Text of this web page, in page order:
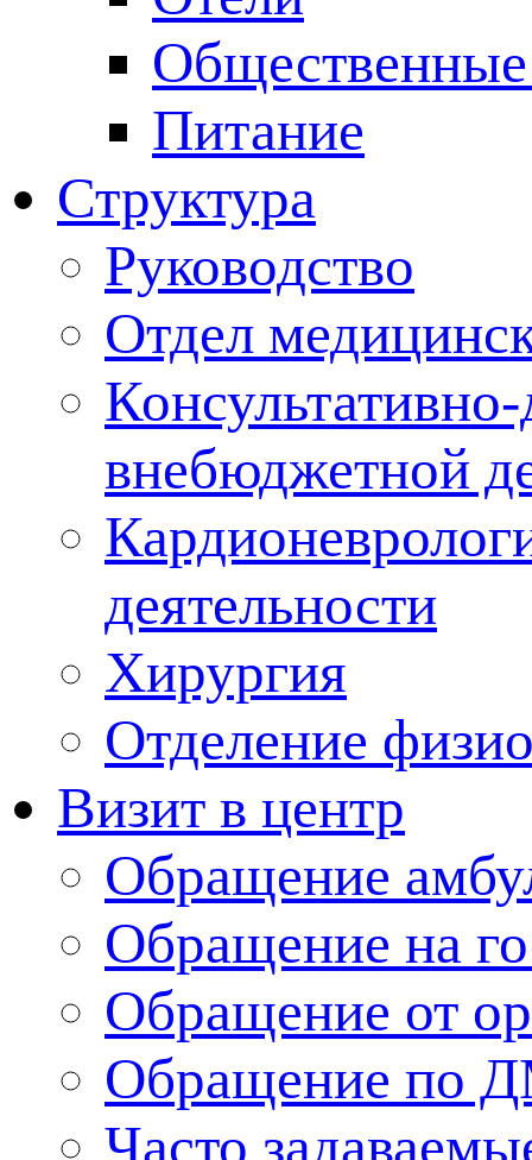
Общественные
Питание
Структура
Руководство
Отдел
внебюджетной
деятельности
Хирургия
Отделение
Визит в центр
Обращение
Обращение на
Обращение от
Обращение по
Часто